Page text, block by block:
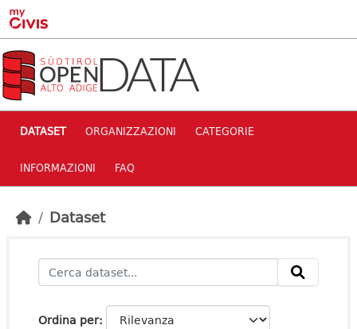
Skip to main content
DATASET ORGANIZZAZIONI CATEGORIE
INFORMAZIONI FAQ
Dataset
Ordina per